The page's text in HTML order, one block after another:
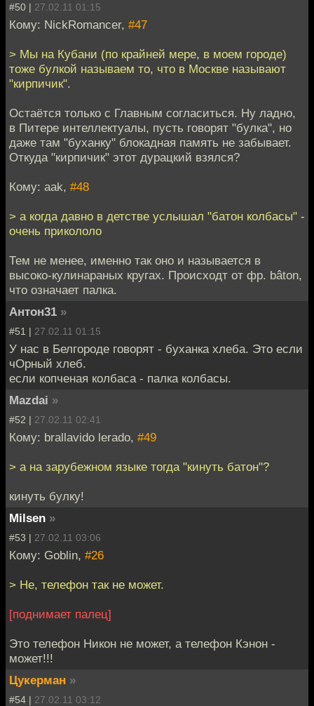
#50 | 27.02.11 01:15
Кому: NickRomancer, #47
> Мы на Кубани (по крайней мере, в моем городе)
тоже булкой называем то, что в Москве называют
"кирпичик".
Остаётся только с Главным согласиться. Ну ладно,
в Питере интеллектуалы, пусть говорят "булка", но
даже там "буханку" блокадная память не забывает.
Откуда "кирпичик" этот дурацкий взялся?
Кому: aak, #48
> а когда давно в детстве услышал "батон колбасы" -
очень прикололо
Тем не менее, именно так оно и называется в
высоко-кулинараных кругах. Происходт от фр. bâton,
что означает палка.
Антон31 »
#51 | 27.02.11 01:15
У нас в Белгороде говорят - буханка хлеба. Это если
чОрный хлеб.
если копченая колбаса - палка колбасы.
Mazdai »
#52 | 27.02.11 02:41
Кому: brallavido lerado, #49
> а на зарубежном языке тогда "кинуть батон"?
кинуть булку!
Milsen »
#53 | 27.02.11 03:06
Кому: Goblin, #26
> Не, телефон так не может.
[поднимает палец]
Это телефон Никон не может, а телефон Кэнон -
может!!!
Цукерман »
#54 | 27.02.11 03:12